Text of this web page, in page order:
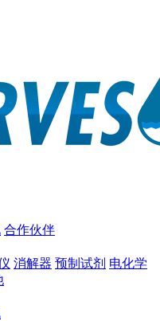
合作伙伴
消解器 预制试剂 电化学